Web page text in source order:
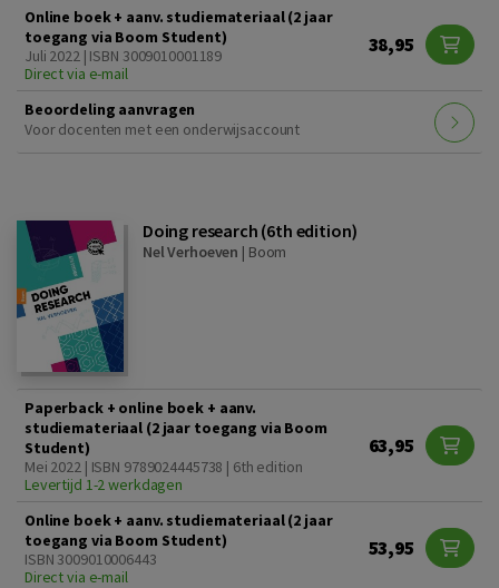
Online boek + aanv. studiemateriaal (2 jaar
toegang via Boom Student)
Juli 2022 | ISBN 3009010001189
Direct via e-mail
38,95
Beoordeling aanvragen
Voor docenten met een onderwijsaccount
Doing research (6th edition)
Nel Verhoeven | Boom
Paperback + online boek + aanv.
studiemateriaal (2 jaar toegang via Boom
Student)
Mei 2022 | ISBN 9789024445738 | 6th edition
Levertijd 1-2 werkdagen
63,95
Online boek + aanv. studiemateriaal (2 jaar
toegang via Boom Student)
ISBN 3009010006443
Direct via e-mail
53,95